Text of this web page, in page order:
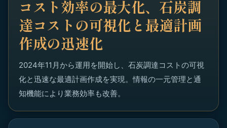
コスト効率の最大化、石炭調
達コストの可視化と最適計画
作成の迅速化
2024年11月から運用を開始し、石炭調達コストの可視
化と迅速な最適計画作成を実現。情報の一元管理と通
知機能により業務効率も改善。